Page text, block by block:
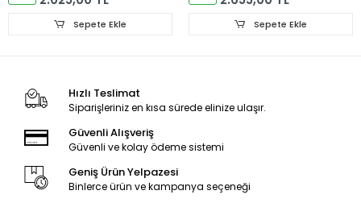
Ekran Türü ÇITASIZ
Sepete Ekle Sepete Ekle
Hızlı Teslimat
Siparişleriniz en kısa sürede elinize ulaşır.
Güvenli Alışveriş
Güvenli ve kolay ödeme sistemi
Geniş Ürün Yelpazesi
Binlerce ürün ve kampanya seçeneği